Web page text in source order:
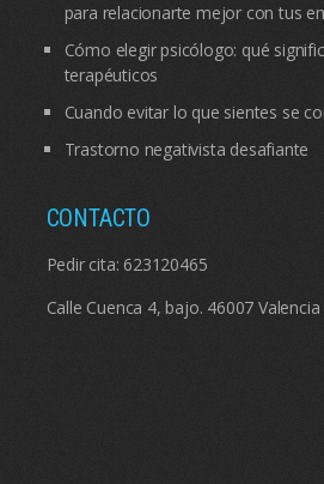
para relacionarte mejor con tus
Cómo elegir psicólogo: qué
terapéuticos
Cuando evitar lo que sientes se
Trastorno negativista desafiante
CONTACTO
Pedir cita: 623120465
Calle Cuenca 4, bajo. 46007 Valencia